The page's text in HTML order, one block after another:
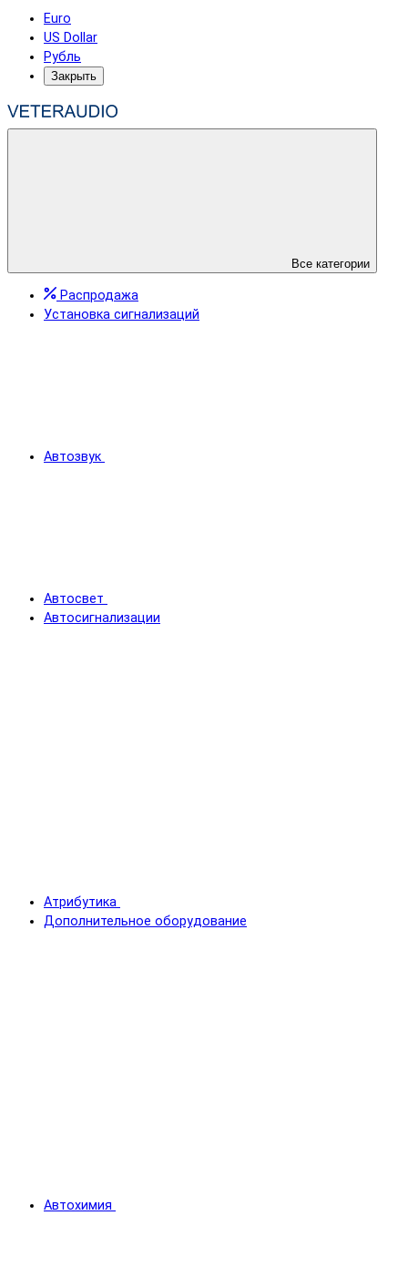
Euro
US Dollar
Рубль
Закрыть
Все категории
Распродажа
Установка сигнализаций
Автозвук
Автосвет
Автосигнализации
Атрибутика
Дополнительное оборудование
Автохимия